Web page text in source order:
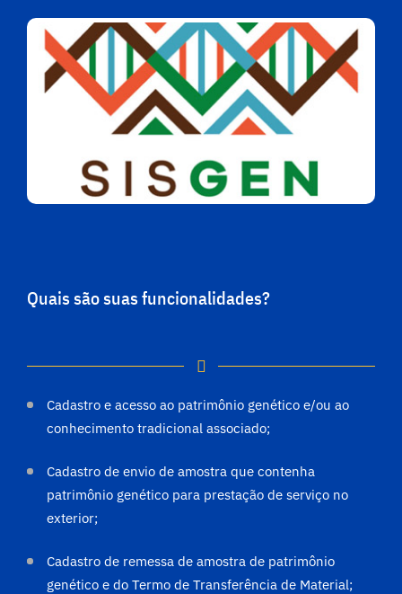
Quais são suas funcionalidades?
Cadastro e acesso ao patrimônio genético e/ou ao
conhecimento tradicional associado;
Cadastro de envio de amostra que contenha
patrimônio genético para prestação de serviço no
exterior;
Cadastro de remessa de amostra de patrimônio
genético e do Termo de Transferência de Material;